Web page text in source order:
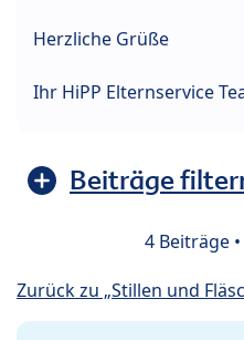
Herzliche Grüße
Ihr HiPP Elternservice
Beiträge
4 Beiträge
Zurück zu „Stillen und